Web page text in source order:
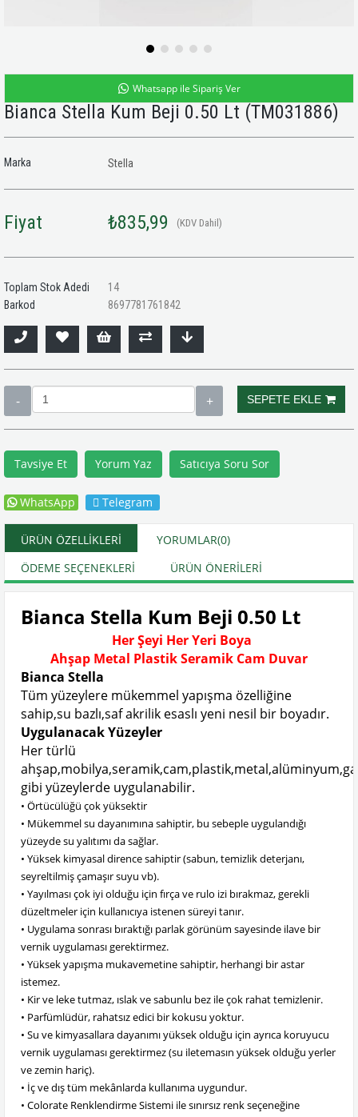
Whatsapp ile Sipariş Ver
Bianca Stella Kum Beji 0.50 Lt (TM031886)
Marka Stella
Fiyat ₺835,99 (KDV Dahil)
Toplam Stok Adedi
14
Barkod
8697781761842
Tavsiye Et Yorum Yaz Satıcıya Soru Sor
WhatsApp Telegram
ÜRÜN ÖZELLIKLERI YORUMLAR(0)
ÖDEME SEÇENEKLERI
ÜRÜN ÖNERILERI
Bianca Stella Kum Beji 0.50 Lt
Her Şeyi Her Yeri Boya
Ahşap Metal Plastik Seramik Cam Duvar
Bianca Stella
Tüm yüzeylere mükemmel yapışma özelliğine
sahip,su bazlı,saf akrilik esaslı yeni nesil bir boyadır.
Uygulanacak Yüzeyler
Her türlü
gibi yüzeylerde uygulanabilir.
• Örtücülüğü çok yüksektir
• Mükemmel su dayanımına sahiptir, bu sebeple uygulandığı
yüzeyde su yalıtımı da sağlar.
• Yüksek kimyasal dirence sahiptir (sabun, temizlik deterjanı,
seyreltilmiş çamaşır suyu vb).
• Yayılması çok iyi olduğu için fırça ve rulo izi bırakmaz, gerekli
düzeltmeler için kullanıcıya istenen süreyi tanır.
• Uygulama sonrası bıraktığı parlak görünüm sayesinde ilave bir
vernik uygulaması gerektirmez.
• Yüksek yapışma mukavemetine sahiptir, herhangi bir astar
istemez.
• Kir ve leke tutmaz, ıslak ve sabunlu bez ile çok rahat temizlenir.
• Parfümlüdür, rahatsız edici bir kokusu yoktur.
• Su ve kimyasallara dayanımı yüksek olduğu için ayrıca koruyucu
vernik uygulaması gerektirmez (su iletemasın yüksek olduğu yerler
ve zemin hariç).
• İç ve dış tüm mekânlarda kullanıma uygundur.
• Colorate Renklendirme Sistemi ile sınırsız renk seçeneğine